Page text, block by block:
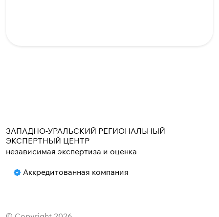
ЗАПАДНО-УРАЛЬСКИЙ РЕГИОНАЛЬНЫЙ
ЭКСПЕРТНЫЙ ЦЕНТР
независимая экспертиза и оценка
Аккредитованная компания